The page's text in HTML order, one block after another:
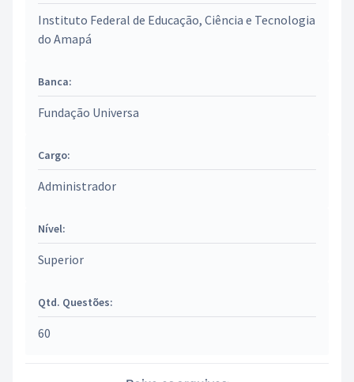
Instituto Federal de Educação, Ciência e Tecnologia
do Amapá
Banca:
Fundação Universa
Cargo:
Administrador
Nível:
Superior
Qtd. Questões:
60